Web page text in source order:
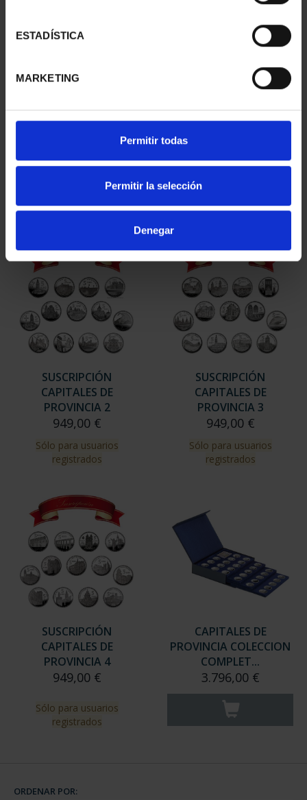
ESTADÍSTICA
MARKETING
Permitir todas
Permitir la selección
Denegar
CAPITALES ESPAÑOLAS
SUSCRIPCIÓN
949,00 €
Sólo para usuarios
registrados
SUSCRIPCIÓN
CAPITALES DE
PROVINCIA 2
949,00 €
Sólo para usuarios
registrados
SUSCRIPCIÓN
CAPITALES DE
PROVINCIA 3
949,00 €
Sólo para usuarios
registrados
SUSCRIPCIÓN
CAPITALES DE
PROVINCIA 4
949,00 €
Sólo para usuarios
registrados
CAPITALES DE
PROVINCIA COLECCION
COMPLET...
3.796,00 €
ORDENAR POR: